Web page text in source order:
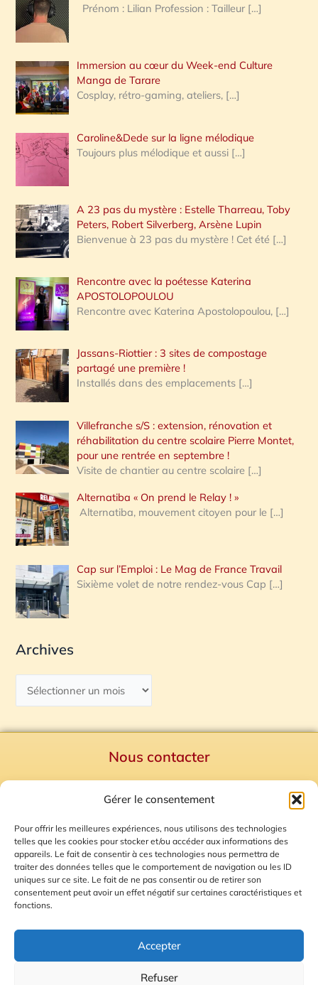
Gérer le consentement
Pour offrir les meilleures expériences, nous utilisons des technologies
telles que les cookies pour stocker et/ou accéder aux informations des
appareils. Le fait de consentir à ces technologies nous permettra de
traiter des données telles que le comportement de navigation ou les ID
uniques sur ce site. Le fait de ne pas consentir ou de retirer son
consentement peut avoir un effet négatif sur certaines caractéristiques et
fonctions.
Accepter
Refuser
e
:
Prénom : Lilian Profession : Tailleur […]
Immersion au cœur du Week-end Culture
Manga de Tarare
Cosplay, rétro-gaming, ateliers, […]
Caroline&Dede sur la ligne mélodique
Toujours plus mélodique et aussi […]
A 23 pas du mystère : Estelle Tharreau, Toby
Peters, Robert Silverberg, Arsène Lupin
Bienvenue à 23 pas du mystère ! Cet été […]
Rencontre avec la poétesse Katerina
APOSTOLOPOULOU
Rencontre avec Katerina Apostolopoulou, […]
Jassans-Riottier : 3 sites de compostage
partagé une première !
Installés dans des emplacements […]
Villefranche s/S : extension, rénovation et
réhabilitation du centre scolaire Pierre Montet,
pour une rentrée en septembre !
Visite de chantier au centre scolaire […]
Alternatiba « On prend le Relay ! »
Alternatiba, mouvement citoyen pour le […]
Cap sur l’Emploi : Le Mag de France Travail
Sixième volet de notre rendez-vous Cap […]
Archives
Nous contacter
Mentions Légales
Plan du site
Gestion des Cookies